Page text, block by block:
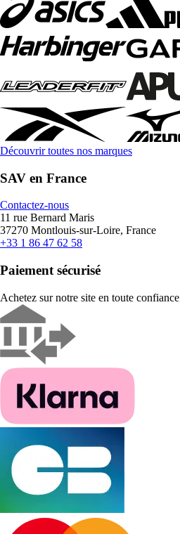
Découvrir toutes nos marques
SAV en France
Contactez-nous
11 rue Bernard Maris
37270 Montlouis-sur-Loire, France
+33 1 86 47 62 58
Paiement sécurisé
Achetez sur notre site en toute confiance